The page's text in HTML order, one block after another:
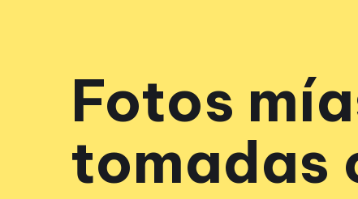
Fotos
tomadas